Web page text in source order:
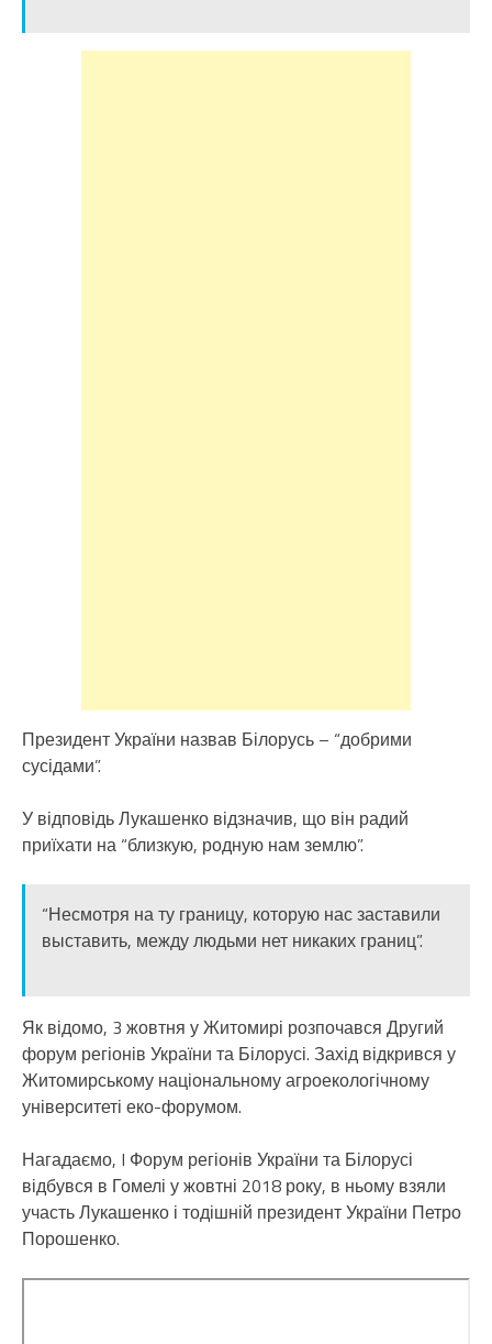
Президент України назвав Білорусь – “добрими
сусідами”.
У відповідь Лукашенко відзначив, що він радий
приїхати на “близкую, родную нам землю”.
“Несмотря на ту границу, которую нас заставили
выставить, между людьми нет никаких границ”.
Як відомо, 3 жовтня у Житомирі розпочався Другий
форум регіонів України та Білорусі. Захід відкрився у
Житомирському національному агроекологічному
університеті еко-форумом.
Нагадаємо, I Форум регіонів України та Білорусі
відбувся в Гомелі у жовтні 2018 року, в ньому взяли
участь Лукашенко і тодішній президент України Петро
Порошенко.